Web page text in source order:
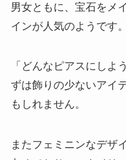
男女ともに、宝石をメ
インが人気のようです。
「どんなピアスにし
ずは飾りの少ないアイ
もしれません。
またフェミニンなデザ